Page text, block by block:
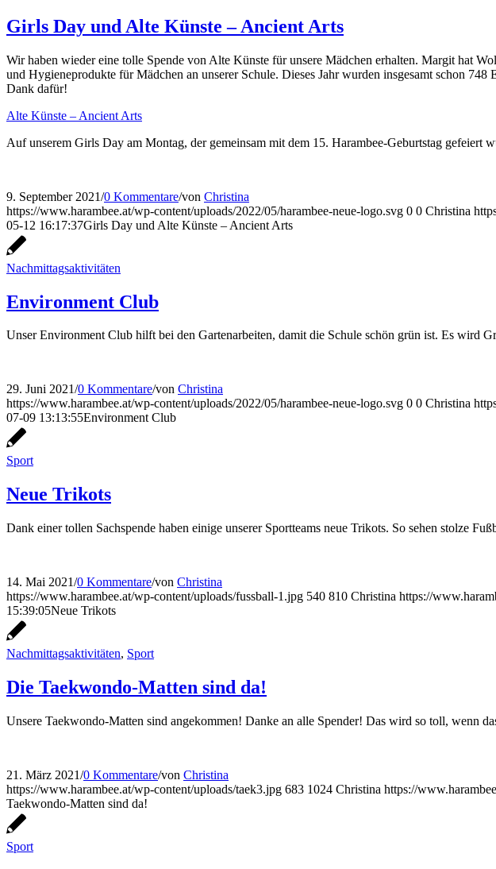
Girls Day und Alte Künste – Ancient Arts
Wir haben wieder eine tolle Spende von Alte Künste für unsere Mädchen erhalten. Margit hat
und Hygieneprodukte für Mädchen an unserer Schule. Dieses Jahr wurden insgesamt schon
Dank dafür!
Alte Künste – Ancient Arts
Auf unserem Girls Day am Montag, der gemeinsam mit dem 15. Harambee-Geburtstag
9. September 2021/0 Kommentare/von Christina
https://www.harambee.at/wp-content/uploads/2022/05/harambee-neue-logo.svg 0 0 Christina
05-12 16:17:37Girls Day und Alte Künste – Ancient Arts
Nachmittagsaktivitäten
Environment Club
Unser Environment Club hilft bei den Gartenarbeiten, damit die Schule schön grün ist. Es wird
29. Juni 2021/0 Kommentare/von Christina
https://www.harambee.at/wp-content/uploads/2022/05/harambee-neue-logo.svg 0 0 Christina
07-09 13:13:55Environment Club
Sport
Neue Trikots
Dank einer tollen Sachspende haben einige unserer Sportteams neue Trikots. So sehen stolze
14. Mai 2021/0 Kommentare/von Christina
https://www.harambee.at/wp-content/uploads/fussball-1.jpg 540 810 Christina https://
15:39:05Neue Trikots
Nachmittagsaktivitäten, Sport
Die Taekwondo-Matten sind da!
Unsere Taekwondo-Matten sind angekommen! Danke an alle Spender! Das wird so toll, wenn
21. März 2021/0 Kommentare/von Christina
https://www.harambee.at/wp-content/uploads/taek3.jpg 683 1024 Christina https://
Taekwondo-Matten sind da!
Sport